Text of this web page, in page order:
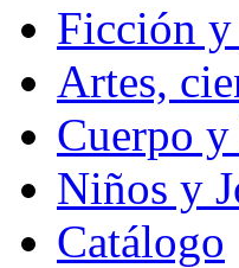
Ficción y
Artes,
Cuerpo
Niños y
Catálogo